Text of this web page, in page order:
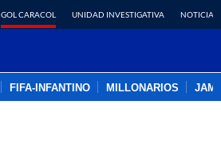
GOL CARACOL UNIDAD INVESTIGATIVA NOTICIAS
FIFA-INFANTINO MILLONARIOS